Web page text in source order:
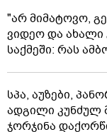
"არ მიმატოვო,
ვიდეო და ახალი
საქმეში: რას
სპა, აუზები,
ადგილი კუნძულ
ჯორჯინა